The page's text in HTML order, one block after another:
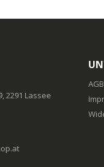
2291 Lassee
AGB